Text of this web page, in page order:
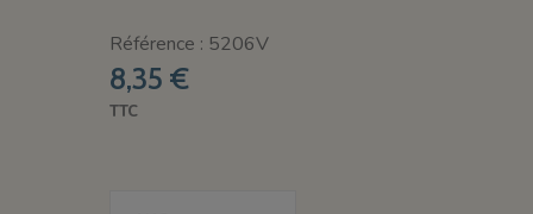
Référence : 5206V
8,35 €
TTC